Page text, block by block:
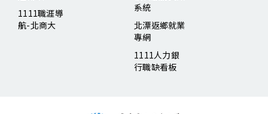
1111職涯導
航-北商大
系統
北漂返鄉就業
專網
1111人力銀
行職缺看板